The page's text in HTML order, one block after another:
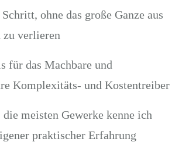
ohne das große Ganze aus
zu verlieren
für das Machbare und
Komplexitäts- und Kostentreiber
die meisten Gewerke kenne ich
praktischer Erfahrung